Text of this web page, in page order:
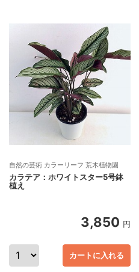
自然の芸術 カラーリーフ 荒木植物園
カラテア：ホワイトスター5号鉢
植え
3,850 円
カートに入れる